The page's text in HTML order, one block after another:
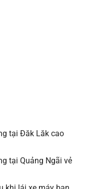
tại Đăk Lăk cao
tại Quảng Ngãi vẻ